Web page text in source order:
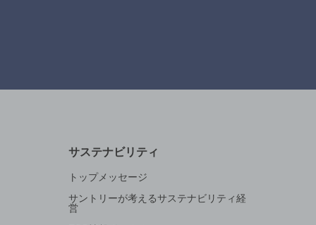
サステナビリティ
トップメッセージ
サントリーが考えるサステナビリティ経
営